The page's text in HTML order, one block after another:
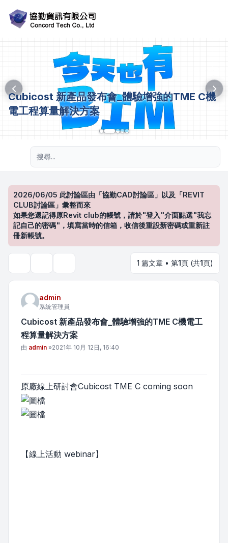
Cubicost 新產品發布會_體驗增強的TME C機
電工程算量解決方案
2026/06/05 此討論區由「協勤CAD討論區」以及「REVIT
CLUB討論區」彙整而來
如果您還記得原Revit club的帳號，請於"登入"介面點選"我忘
記自己的密碼"，填寫當時的信箱，收信後重設新密碼或重新註
冊新帳號。
1 篇文章 • 第1頁 (共1頁)
admin
系統管理員
Cubicost 新產品發布會_體驗增強的TME C機電工
程算量解決方案
文章
由 admin »2021年 10月 12日, 16:40
原廠線上研討會Cubicost TME C coming soon
【線上活動 webinar】